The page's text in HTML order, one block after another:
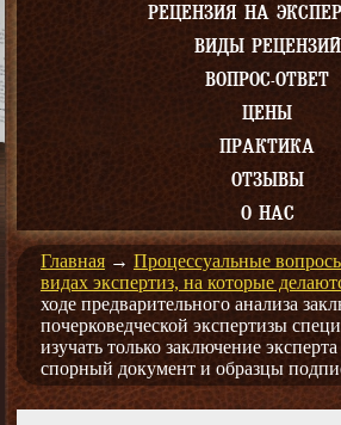
РЕЦЕНЗИЯ НА
ВИДЫ РЕЦЕНЗИЙ
ВОПРОС-ОТВЕТ
ЦЕНЫ
ПРАКТИКА
ОТЗЫВЫ
О НАС
Главная → Процессуальные
видах экспертиз, на которые
ходе предварительного анализа
почерковедческой экспертизы
изучать только заключение
спорный документ и образцы